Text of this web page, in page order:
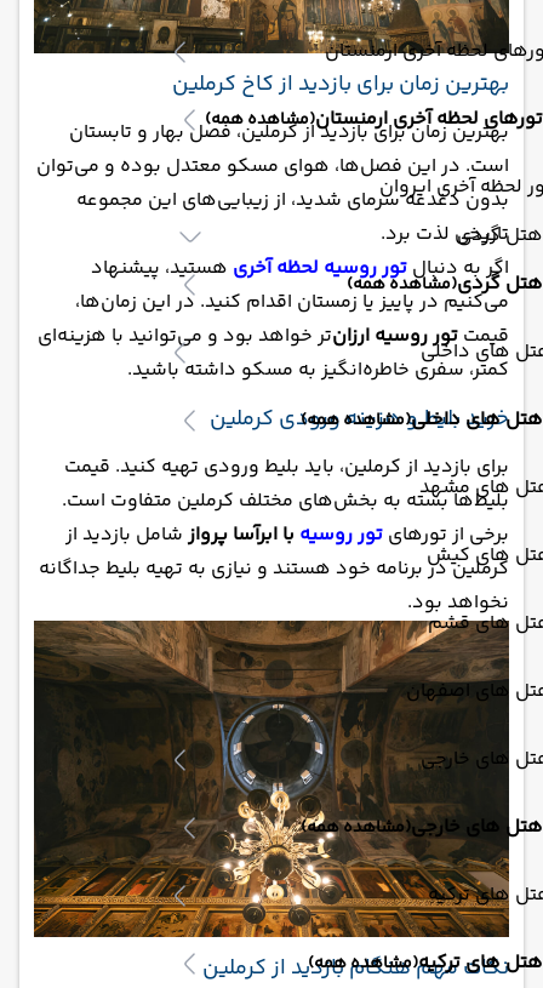
لحظه آخری ارمنستان
تورهای لحظه آخری ارمنستان(مشاهده همه)
لحظه آخری ایروان
هتل گردی
هتل گردی(مشاهده همه)
های داخلی
هتل های داخلی(مشاهده همه)
های مشهد
های کیش
های قشم
های اصفهان
های خارجی
هتل های خارجی(مشاهده همه)
های ترکیه
هتل های ترکیه(مشاهده همه)
بهترین زمان برای بازدید از کاخ کرملین
بهترین زمان برای بازدید از کرملین، فصل بهار و تابستان
است. در این فصل‌ها، هوای مسکو معتدل بوده و می‌توان
بدون دغدغه سرمای شدید، از زیبایی‌های این مجموعه
تاریخی لذت برد.
اگر به دنبال تور روسیه لحظه آخری هستید، پیشنهاد
می‌کنیم در پاییز یا زمستان اقدام کنید. در این زمان‌ها،
قیمت تور روسیه ارزان‌تر خواهد بود و می‌توانید با هزینه‌ای
کمتر، سفری خاطره‌انگیز به مسکو داشته باشید.
خرید بلیط و هزینه ورودی کرملین
برای بازدید از کرملین، باید بلیط ورودی تهیه کنید. قیمت
بلیط‌ها بسته به بخش‌های مختلف کرملین متفاوت است.
برخی از تورهای تور روسیه با ابرآسا پروازشامل بازدید از
کرملین در برنامه خود هستند و نیازی به تهیه بلیط جداگانه
نخواهد بود.
نکات مهم هنگام بازدید از کرملین